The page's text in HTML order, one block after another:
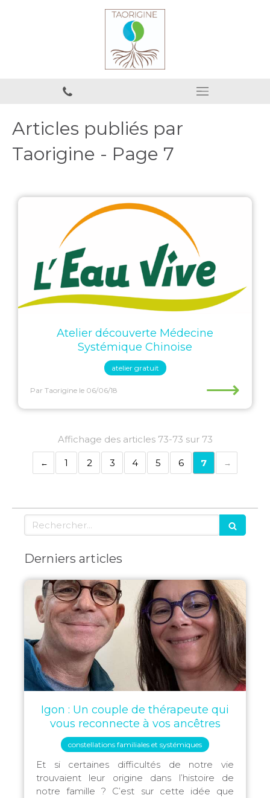
Articles publiés par
Taorigine - Page 7
Atelier découverte Médecine
Systémique Chinoise
atelier gratuit
Par Taorigine le 06/06/18 ⟶
Affichage des articles 73-73 sur 73
1 2 3 4 5 6 7
Rechercher
Derniers articles
Igon : Un couple de thérapeute qui
vous reconnecte à vos ancêtres
constellations familiales et systémiques
Et si certaines difficultés de notre vie
trouvaient leur origine dans l’histoire de
notre famille ? C’est sur cette idée que